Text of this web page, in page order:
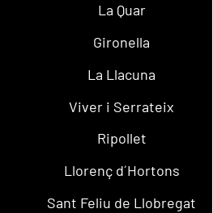
La Quar
Gironella
La Llacuna
Viver i Serrateix
Ripollet
Llorenç d´Hortons
Sant Feliu de Llobregat